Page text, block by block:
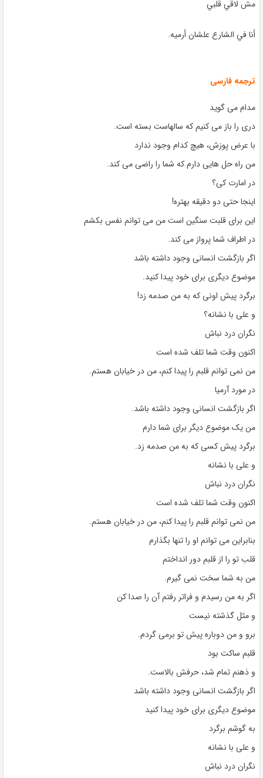
مش لاقي قلبي
أنا في الشارع علشان أرميه.
ترجمه فارسی
مدام می گوید
دری را باز می کنیم که سالهاست بسته است.
با عرض پوزش، هیچ کدام وجود ندارد
من راه حل هایی دارم که شما را راضی می کند.
در امارت کی؟
اینجا حتی دو دقیقه بهتره!
این برای قلبت سنگین است من می توانم نفس بکشم
در اطراف شما پرواز می کند.
اگر بازگشت انسانی وجود داشته باشد
موضوع دیگری برای خود پیدا کنید.
برگرد پیش اونی که به من صدمه زد!
و علی با نشانه؟
نگران درد نباش
اکنون وقت شما تلف شده است
من نمی توانم قلبم را پیدا کنم، من در خیابان هستم.
در مورد آرمیا
اگر بازگشت انسانی وجود داشته باشد.
من یک موضوع دیگر برای شما دارم
برگرد پیش کسی که به من صدمه زد.
و علی با نشانه
نگران درد نباش
اکنون وقت شما تلف شده است
من نمی توانم قلبم را پیدا کنم، من در خیابان هستم.
بنابراین می توانم او را تنها بگذارم
قلب تو را از قلبم دور انداختم
من به شما سخت نمی گیرم.
اگر به من رسیدم و فراتر رفتم آن را صدا کن
و مثل گذشته نیست
برو و من دوباره پیش تو برمی گردم.
قلبم ساکت بود
و ذهنم تمام شد، حرفش بالاست.
اگر بازگشت انسانی وجود داشته باشد
موضوع دیگری برای خود پیدا کنید
به گوشم برگرد
و علی با نشانه
نگران درد نباش